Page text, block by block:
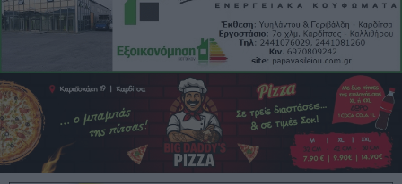
Επικοινωνία με το
KarditsaLive.Net